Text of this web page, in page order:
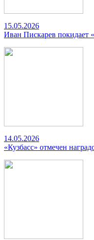
15.05.2026
Иван Пискарев покидает
14.05.2026
«Кузбасс» отмечен